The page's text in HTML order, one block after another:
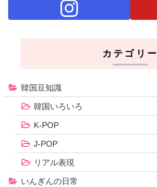
カテゴリー
韓国豆知識
韓国いろいろ
K-POP
J-POP
リアル表現
いんぎんの日常